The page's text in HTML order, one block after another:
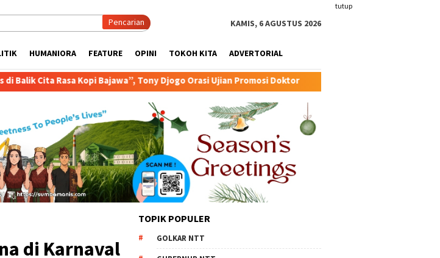
tutup
Pencarian KAMIS, 6 AGUSTUS 2026
HUMANIORA FEATURE OPINI TOKOH KITA ADVERTORIAL
Bajawa”, Tony Djogo Orasi Ujian Promosi Doktor Transformasi Peternakan Modern TTU:
di Karnaval
TOPIK POPULER
GOLKAR NTT